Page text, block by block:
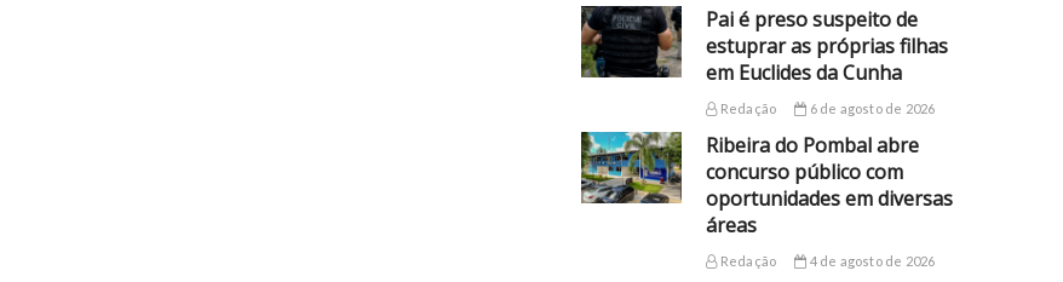
Pai é preso suspeito de
estuprar as próprias filhas
em Euclides da Cunha
Redação 6 de agosto de 2026
Ribeira do Pombal abre
concurso público com
oportunidades em diversas
áreas
Redação 4 de agosto de 2026